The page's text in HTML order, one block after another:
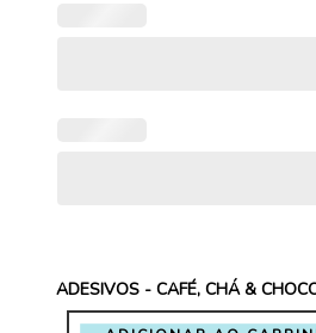
ADESIVOS - CAFÉ, CHÁ &